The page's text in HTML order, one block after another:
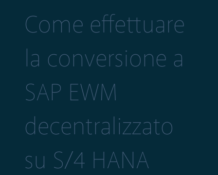
Come effettuare
la conversione a
SAP EWM
decentralizzato
su S/4 HANA